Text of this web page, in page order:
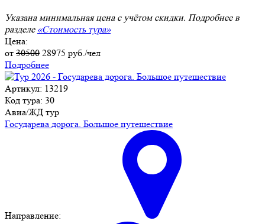
Указана минимальная цена с учётом скидки. Подробнее в
разделе «Стоимость тура»
Цена:
от 30500 28975 руб./чел
Подробнее
Артикул: 13219
Код тура: 30
Авиа/ЖД тур
Государева дорога. Большое путешествие
Направление: